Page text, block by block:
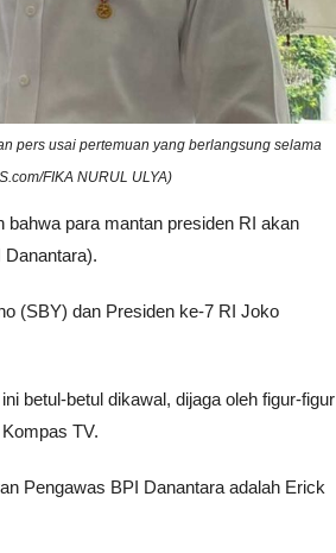
pers usai pertemuan yang berlangsung selama
FIKA NURUL ULYA)
para mantan presiden RI akan
(SBY) dan Presiden ke-7 RI Joko
betul-betul dikawal, dijaga oleh figur-figur
TV.
Pengawas BPI Danantara adalah Erick